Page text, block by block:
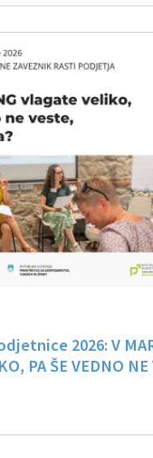
2026: V
PA ŠE VEDNO NE